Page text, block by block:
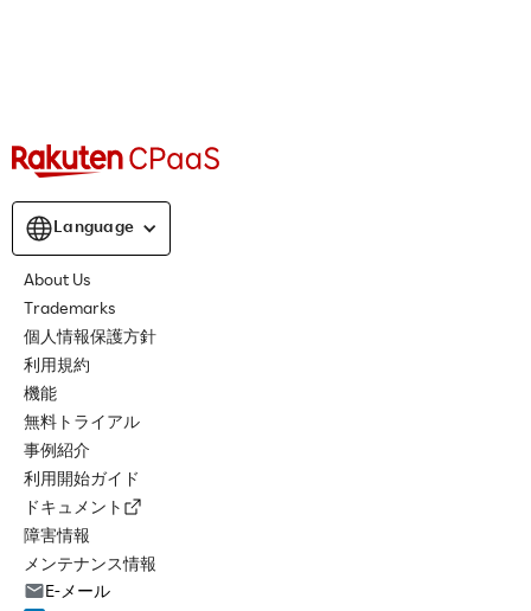
Language
About Us
Trademarks
個人情報保護方針
利用規約
機能
無料トライアル
事例紹介
利用開始ガイド
ドキュメント
障害情報
メンテナンス情報
E-メール